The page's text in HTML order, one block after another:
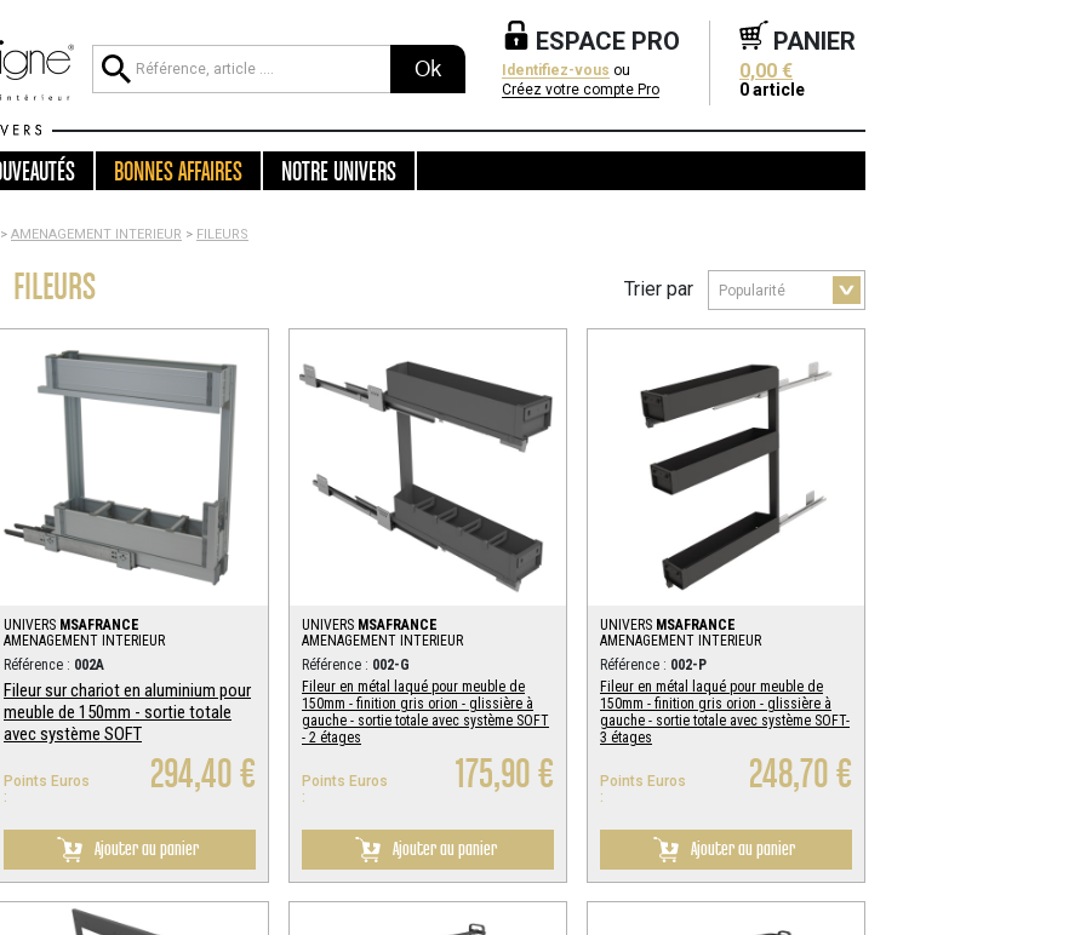
Ok
ESPACE PRO
Identifiez-vous ou
Créez votre compte Pro
PANIER
0,00 €
0article
BONNES AFFAIRES NOTRE UNIVERS
> AMENAGEMENT INTERIEUR > FILEURS
FILEURS Trier par
UNIVERS MSAFRANCE
AMENAGEMENT INTERIEUR
Référence : 002A
Fileur sur chariot en aluminium pour
meuble de 150mm - sortie totale
avec système SOFT
Points Euros
:
294,40 €
Ajouter au panier
UNIVERS MSAFRANCE
AMENAGEMENT INTERIEUR
Référence : 002-G
Fileur en métal laqué pour meuble de
150mm - finition gris orion - glissière à
gauche - sortie totale avec système SOFT
- 2 étages
Points Euros
:
175,90 €
Ajouter au panier
UNIVERS MSAFRANCE
AMENAGEMENT INTERIEUR
Référence : 002-P
Fileur en métal laqué pour meuble de
150mm - finition gris orion - glissière à
gauche - sortie totale avec système SOFT-
3 étages
Points Euros
:
248,70 €
Ajouter au panier